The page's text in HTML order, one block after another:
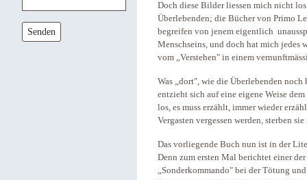
Senden
Doch diese Bilder liessen mich nicht
Überlebenden; die Bücher von Primo
begreifen von jenem eigentlich
Menschseins, und doch hat mich jedes
vom „Verstehen" in einem
Was „dort", wie die Überlebenden noch
entzieht sich auf eine eigene Weise
los, es muss erzählt, immer wieder
Vergasten vergessen werden, sterben
Das vorliegende Buch nun ist in der
Denn zum ersten Mal berichtet einer
„Sonderkommando" bei der Tötung